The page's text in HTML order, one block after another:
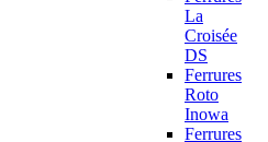
La
Croisée
DS
Ferrures
Roto
Inowa
Ferrures